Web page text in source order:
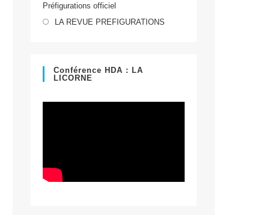
Préfigurations officiel
LA REVUE PREFIGURATIONS
Conférence HDA : LA
LICORNE